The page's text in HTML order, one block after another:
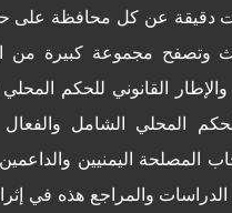
دقيقة عن كل محافظة على
وتصفح مجموعة كبيرة من
القانوني للحكم
المحلي الشامل
اليمنيين والداعمين
والمراجع هذه في